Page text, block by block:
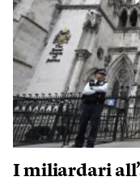
I miliardari